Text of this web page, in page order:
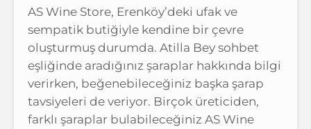
AS Wine Store, Erenköy’deki ufak ve
sempatik butiğiyle kendine bir çevre
oluşturmuş durumda. Atilla Bey sohbet
eşliğinde aradığınız şaraplar hakkında bilgi
verirken, beğenebileceğiniz başka şarap
tavsiyeleri de veriyor. Birçok üreticiden,
farklı şaraplar bulabileceğiniz AS Wine